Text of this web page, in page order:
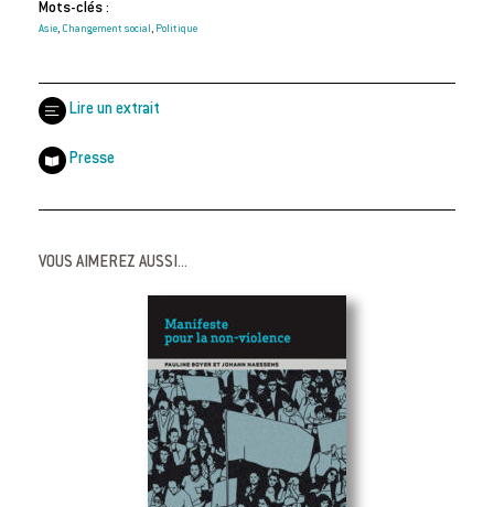
Mots-clés :
Asie, Changement social, Politique
Lire un extrait
Presse
VOUS AIMEREZ AUSSI...